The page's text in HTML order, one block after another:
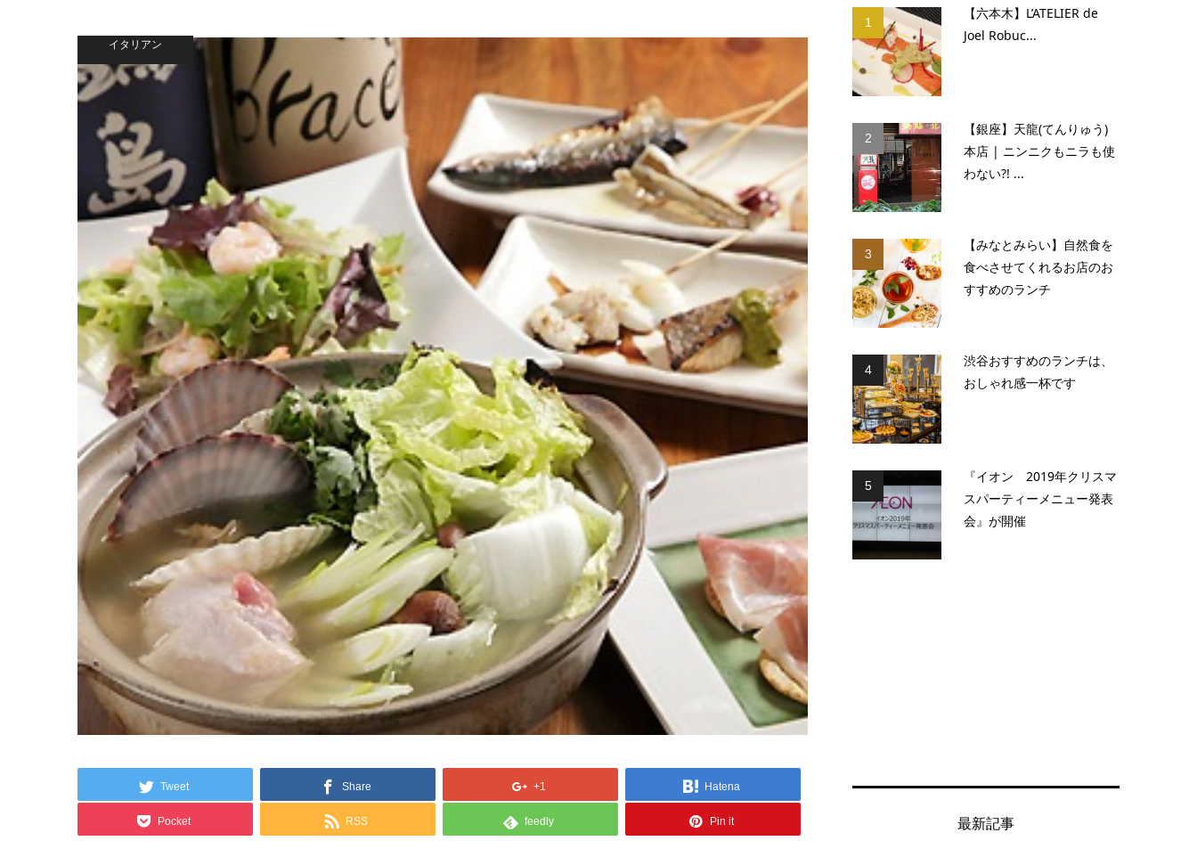
イタリアン
Tweet Share +1 Hatena
Pocket RSS feedly Pin it
1
【六本木】L’ATELIER de
Joel Robuc...
2
【銀座】天龍(てんりゅう)
本店 | ニンニクもニラも使
わない?! ...
3
【みなとみらい】自然食を
食べさせてくれるお店のお
すすめのランチ
4
渋谷おすすめのランチは、
おしゃれ感一杯です
5
『イオン 2019年クリスマ
スパーティーメニュー発表
会』が開催
最新記事